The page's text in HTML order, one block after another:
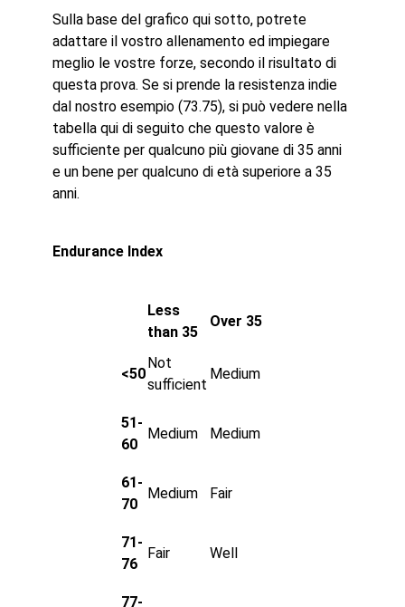
Sulla base del grafico qui sotto, potrete
adattare il vostro allenamento ed impiegare
meglio le vostre forze, secondo il risultato di
questa prova. Se si prende la resistenza indie
dal nostro esempio (73.75), si può vedere nella
tabella qui di seguito che questo valore è
sufficiente per qualcuno più giovane di 35 anni
e un bene per qualcuno di età superiore a 35
anni.
Endurance Index
Less
than 35
Over 35
<50
Not
sufficient
Medium
51-
60
Medium Medium
61-
70
Medium Fair
71-
76
Fair Well
77-